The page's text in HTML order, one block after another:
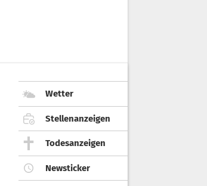
Wetter
Stellenanzeigen
Todesanzeigen
Newsticker